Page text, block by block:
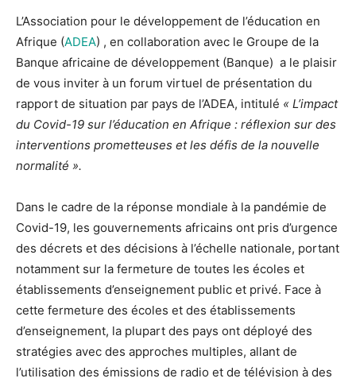
L’Association pour le développement de l’éducation en
Afrique (ADEA) , en collaboration avec le Groupe de la
Banque africaine de développement (Banque) a le plaisir
de vous inviter à un forum virtuel de présentation du
rapport de situation par pays de l’ADEA, intitulé « L’impact
du Covid-19 sur l’éducation en Afrique : réflexion sur des
interventions prometteuses et les défis de la nouvelle
normalité ».
Dans le cadre de la réponse mondiale à la pandémie de
Covid-19, les gouvernements africains ont pris d’urgence
des décrets et des décisions à l’échelle nationale, portant
notamment sur la fermeture de toutes les écoles et
établissements d’enseignement public et privé. Face à
cette fermeture des écoles et des établissements
d’enseignement, la plupart des pays ont déployé des
stratégies avec des approches multiples, allant de
l’utilisation des émissions de radio et de télévision à des